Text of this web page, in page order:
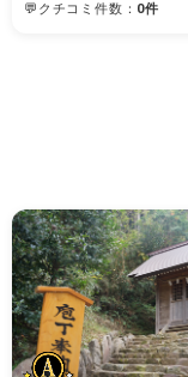
💬クチコミ件数： 0件